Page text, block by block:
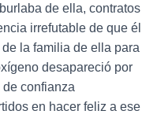
de ella, contratos
irrefutable de que él
la familia de ella para
desapareció por
confianza
en hacer feliz a ese